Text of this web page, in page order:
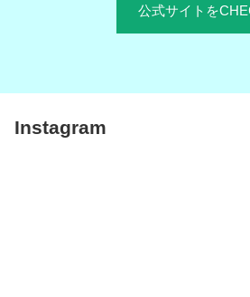
公式サイトを
Instagram